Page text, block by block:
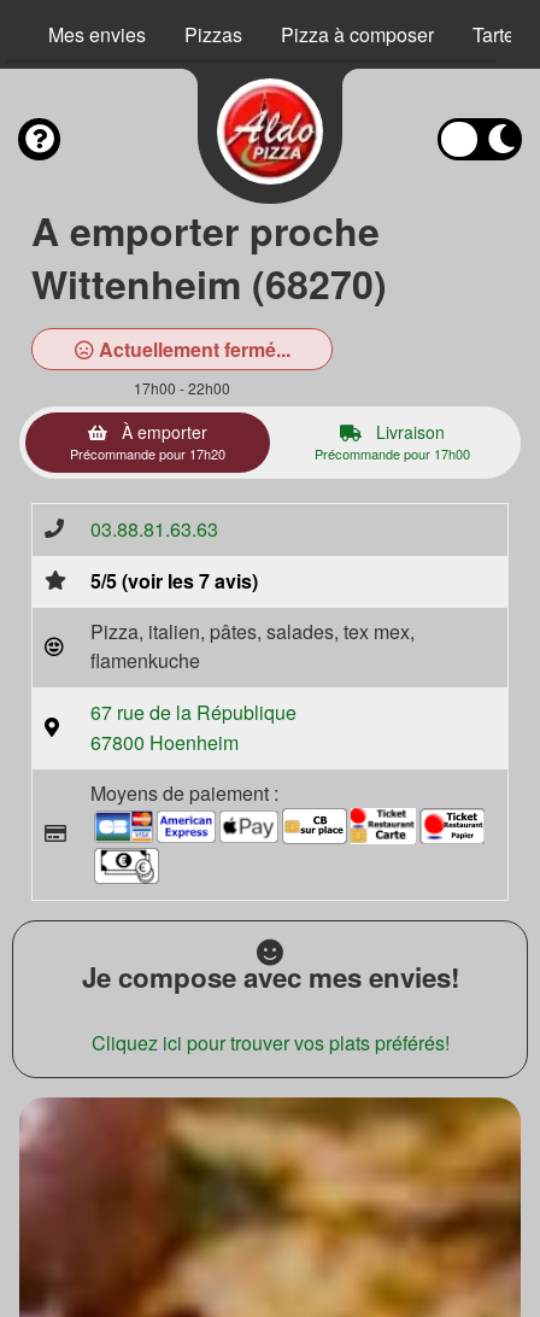
Mes envies Pizzas Pizza à composer Tartes
A emporter proche
Wittenheim (68270)
Actuellement fermé...
17h00 - 22h00
À emporter
Précommande pour 17h20
Livraison
Précommande pour 17h00
03.88.81.63.63
5/5 (voir les 7 avis)
Pizza, italien, pâtes, salades, tex mex,
flamenkuche
67 rue de la République
67800 Hoenheim
Moyens de paiement :
Je compose avec mes envies!
Cliquez ici pour trouver vos plats préférés!